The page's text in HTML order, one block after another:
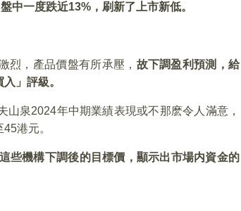
中一度跌近13% ，刷新了上市新低。
烈，產品價盤有所承壓， 故下調盈利預測，給
」評級。
泉2024年中期業績表現或不那麽令人滿意，
港元。
些機構下調後的目標價，顯示出市場内資金的